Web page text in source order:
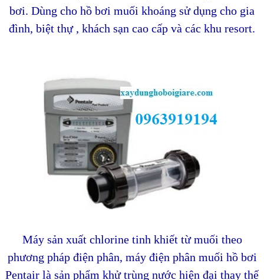
bơi. Dùng cho hồ bơi muối khoáng sử dụng cho gia
đình, biệt thự , khách sạn cao cấp và các khu resort.
Máy sản xuất chlorine tinh khiết từ muối theo
phương pháp điện phân, máy điện phân muối hồ bơi
Pentair là sản phẩm khử trùng nước hiện đại thay thế